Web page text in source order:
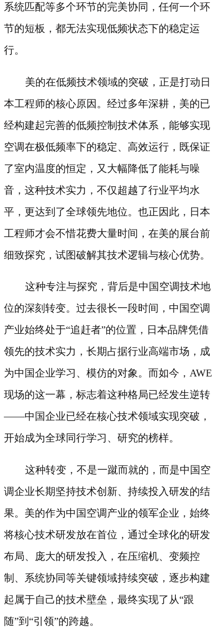
系统匹配等多个环节的完美协同，任何一个环
节的短板，都无法实现低频状态下的稳定运
行。
美的在低频技术领域的突破，正是打动日
本工程师的核心原因。经过多年深耕，美的已
经构建起完善的低频控制技术体系，能够实现
空调在极低频率下的稳定、高效运行，既保证
了室内温度的恒定，又大幅降低了能耗与噪
音，这种技术实力，不仅超越了行业平均水
平，更达到了全球领先地位。也正因此，日本
工程师才会不惜花费大量时间，在美的展台前
细致探究，试图破解其技术逻辑与核心优势。
这种专注与探究，背后是中国空调技术地
位的深刻转变。过去很长一段时间，中国空调
产业始终处于“追赶者”的位置，日本品牌凭借
领先的技术实力，长期占据行业高端市场，成
为中国企业学习、模仿的对象。而如今，AWE
现场的这一幕，标志着这种格局已经发生逆转
——中国企业已经在核心技术领域实现突破，
开始成为全球同行学习、研究的榜样。
这种转变，不是一蹴而就的，而是中国空
调企业长期坚持技术创新、持续投入研发的结
果。美的作为中国空调产业的领军企业，始终
将核心技术研发放在首位，通过全球化的研发
布局、庞大的研发投入，在压缩机、变频控
制、系统协同等关键领域持续突破，逐步构建
起属于自己的技术壁垒，最终实现了从“跟
随”到“引领”的跨越。